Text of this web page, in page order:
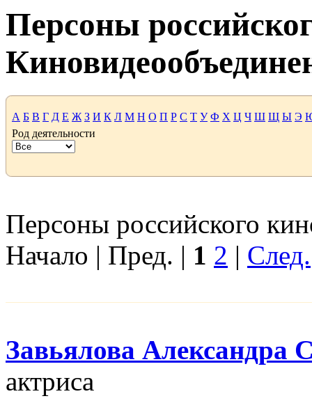
Персоны
А Б В Г Д Е Ж З И К Л М Н О П Р С Т У Ф Х Ц Ч Ш Щ Ы Э
Род деятельности
Персоны российского
Начало | Пред. | 1 2 | След.
Завьялова Александра
актриса